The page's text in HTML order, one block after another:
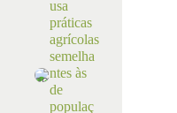
usa
práticas
agrícolas
semelha
ntes às
de
populaç